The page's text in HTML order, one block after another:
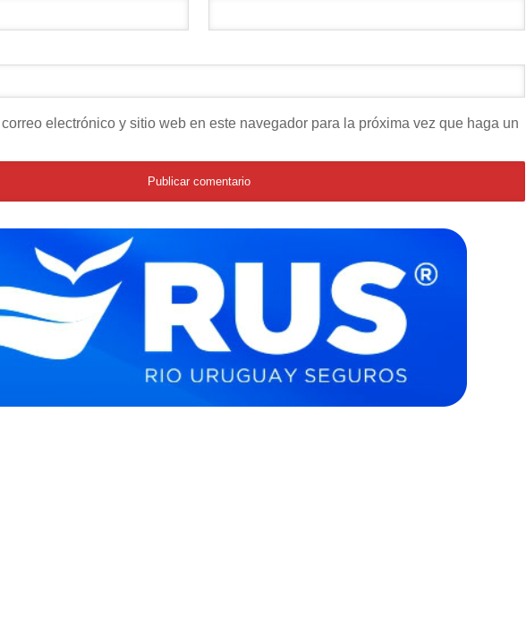
electrónico y sitio web en este navegador para la próxima vez que haga un